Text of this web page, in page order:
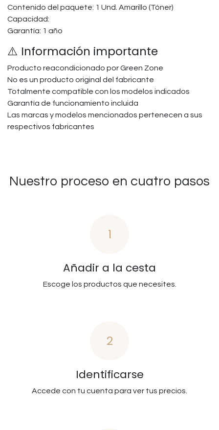
Contenido del paquete: 1 Und. Amarillo (Tóner)
Capacidad:
Garantía: 1 año
⚠️ Información importante
Producto reacondicionado por Green Zone
No es un producto original del fabricante
Totalmente compatible con los modelos indicados
Garantía de funcionamiento incluida
Las marcas y modelos mencionados pertenecen a sus
respectivos fabricantes
Nuestro proceso en cuatro pasos
1
Añadir a la cesta
Escoge los productos que necesites.
2
Identificarse
Accede con tu cuenta para ver tus precios.